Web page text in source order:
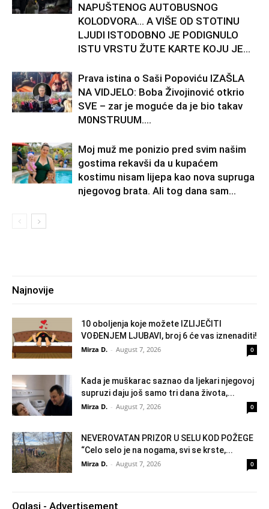
NAPUŠTENOG AUTOBUSNOG
KOLODVORA… A VIŠE OD STOTINU
LJUDI ISTODOBNO JE PODIGNULO
ISTU VRSTU ŽUTE KARTE KOJU JE...
Prava istina o Saši Popoviću IZAŠLA
NA VIDJELO: Boba Živojinović otkrio
SVE – zar je moguće da je bio takav
M0NSTRUUM….
Moj muž me ponizio pred svim našim
gostima rekavši da u kupaćem
kostimu nisam lijepa kao nova supruga
njegovog brata. Ali tog dana sam...
Najnovije
10 oboljenja koje možete IZLIJEČITI
VOĐENJEM LJUBAVI, broj 6 će vas iznenaditi!
Mirza D. - August 7, 2026 0
Kada je muškarac saznao da ljekari njegovoj
supruzi daju još samo tri dana života,...
Mirza D. - August 7, 2026 0
NEVEROVATAN PRIZOR U SELU KOD POŽEGE
“Celo selo je na nogama, svi se krste,...
Mirza D. - August 7, 2026 0
Oglasi - Advertisement